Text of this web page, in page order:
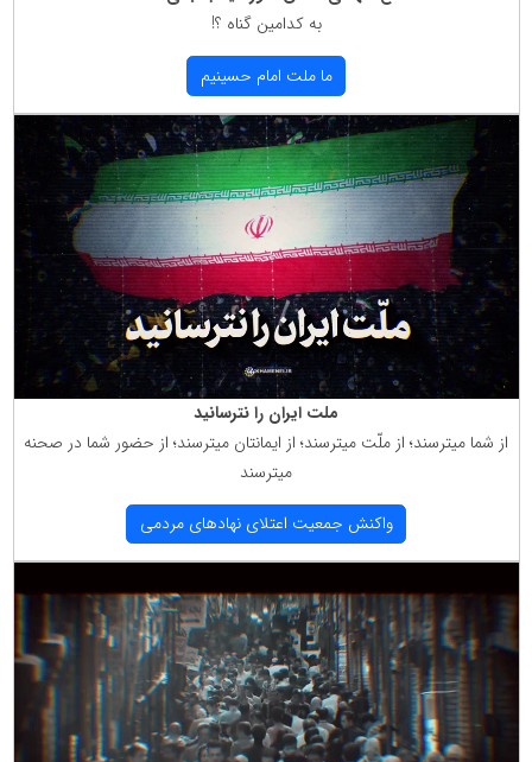
به كدامین گناه ؟!
ما ملت امام حسینیم
ملت ایران را نترسانید
از شما میترسند؛ از ملّت میترسند؛ از ایمانتان میترسند؛ از حضور شما در صحنه
میترسند
واكنش جمعیت اعتلای نهادهای مردمی